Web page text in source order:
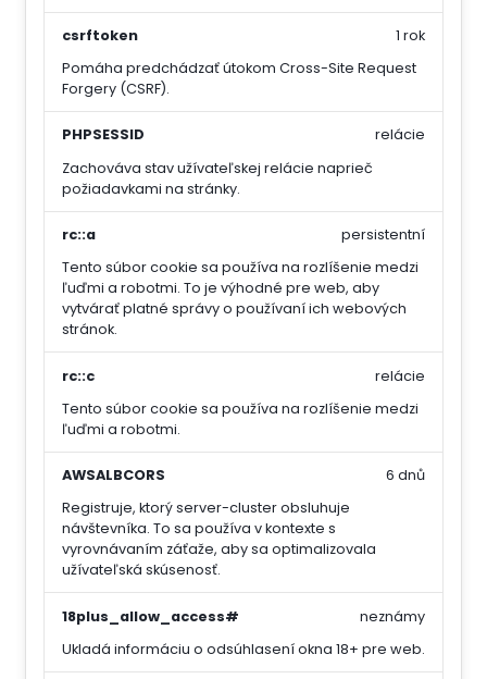
csrftoken
Pomáha predchádzať útokom Cross-Site Request
Forgery (CSRF).
1 rok
PHPSESSID
Zachováva stav užívateľskej relácie naprieč
požiadavkami na stránky.
relácie
rc::a
Tento súbor cookie sa používa na rozlíšenie medzi
ľuďmi a robotmi. To je výhodné pre web, aby
vytvárať platné správy o používaní ich webových
stránok.
persistentní
rc::c
Tento súbor cookie sa používa na rozlíšenie medzi
ľuďmi a robotmi.
relácie
AWSALBCORS
Registruje, ktorý server-cluster obsluhuje
návštevníka. To sa používa v kontexte s
vyrovnávaním záťaže, aby sa optimalizovala
užívateľská skúsenosť.
6 dnů
18plus_allow_access#
Ukladá informáciu o odsúhlasení okna 18+ pre web.
neznámy